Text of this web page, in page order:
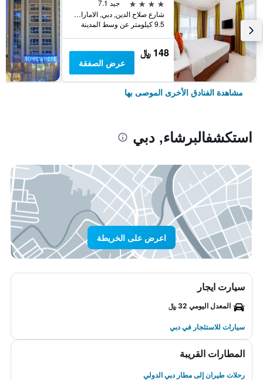
4 نجوم
جيد 7.1
شارع صلاح الدين, دبي, الامارات العربية المتحدة
9.5 كيلومتر عن وسط المدينة
148 ﷼
عرض الصفقة
مشاهدة الفنادق الأخرى الموصى بها
استكشفالبرشاء, دبي
اعرض على الخريطة
سيارت ايجار
المعدل اليومي 32 ﷼
سيارات للاستئجار في دبي
المطارات القريبة
رحلات طيران إلى مطار دبي الدولي